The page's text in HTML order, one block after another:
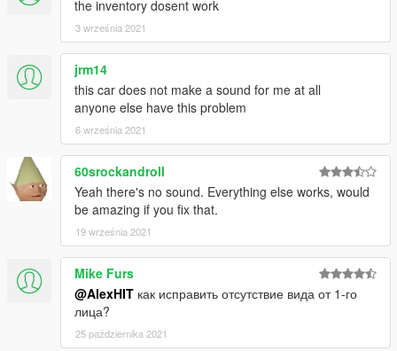
the inventory dosent work
3 września 2021
jrm14
this car does not make a sound for me at all
anyone else have this problem
6 września 2021
60srockandroll
Yeah there's no sound. Everything else works, would
be amazing if you fix that.
19 września 2021
Mike Furs
@AlexHIT как исправить отсутствие вида от 1-го
лица?
25 października 2021